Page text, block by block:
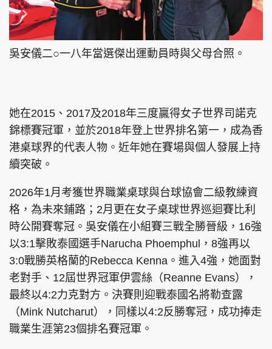
吳安儀二○一八年當選傑出運動員時與父母合照。
她在2015、2017及2018年三度贏得女子世界司諾克
錦標賽冠軍，並於2018年登上世界排名第一，成為香
港桌球界的代表人物。近年她在賽場與個人發展上持
續突破。
2026年1月考獲世界職業桌球與台球協會二級教練資
格，為未來鋪路；2月更在女子桌球世界巡迴賽比利
時公開賽奪冠。吳安儀在小組賽三戰全勝晉級，16強
以3:1擊敗泰國選手Narucha Phoemphul，8強再以
3:0戰勝英格蘭的Rebecca Kenna。進入4強，她面對
老對手、12屆世界冠軍伊雲絲（Reanne Evans），
最終以4:2力克對方。決賽則迎戰泰國名將勒查露
（Mink Nutcharut），同樣以4:2反勝奪冠，成功捧走
職業生涯第23個排名賽冠軍。